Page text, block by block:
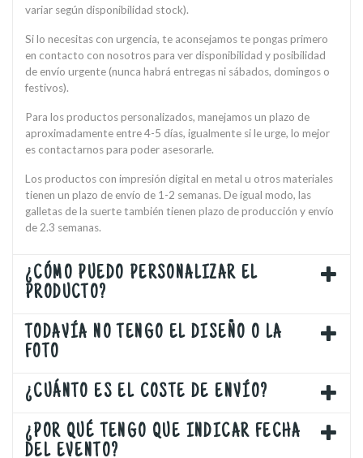
variar según disponibilidad stock).
Si lo necesitas con urgencia, te aconsejamos te pongas primero
en contacto con nosotros para ver disponibilidad y posibilidad
de envío urgente (nunca habrá entregas ni sábados, domingos o
festivos).
Para los productos personalizados, manejamos un plazo de
aproximadamente entre 4-5 días, igualmente si le urge, lo mejor
es contactarnos para poder asesorarle.
Los productos con impresión digital en metal u otros materiales
tienen un plazo de envío de 1-2 semanas. De igual modo, las
galletas de la suerte también tienen plazo de producción y envío
de 2.3 semanas.
¿CÓMO PUEDO PERSONALIZAR EL
PRODUCTO?
TODAVÍA NO TENGO EL DISEÑO O LA
FOTO
¿CUÁNTO ES EL COSTE DE ENVÍO?
¿POR QUÉ TENGO QUE INDICAR FECHA
DEL EVENTO?